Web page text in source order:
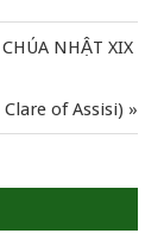
NHẬT XIX
of Assisi)